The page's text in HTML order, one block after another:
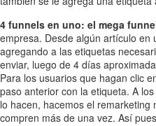
4 funnels en uno: el mega
empresa. Desde algún artículo en
agregando a las etiquetas
enviar, luego de 4 días
Para los usuarios que hagan clic
paso anterior con la etiqueta. A
lo hacen, hacemos el
compren más de una vez. Así